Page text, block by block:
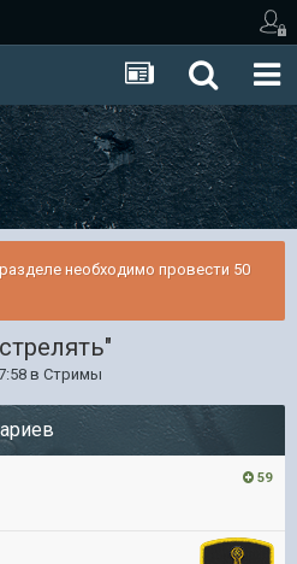
необходимо провести 50
в Стримы
59